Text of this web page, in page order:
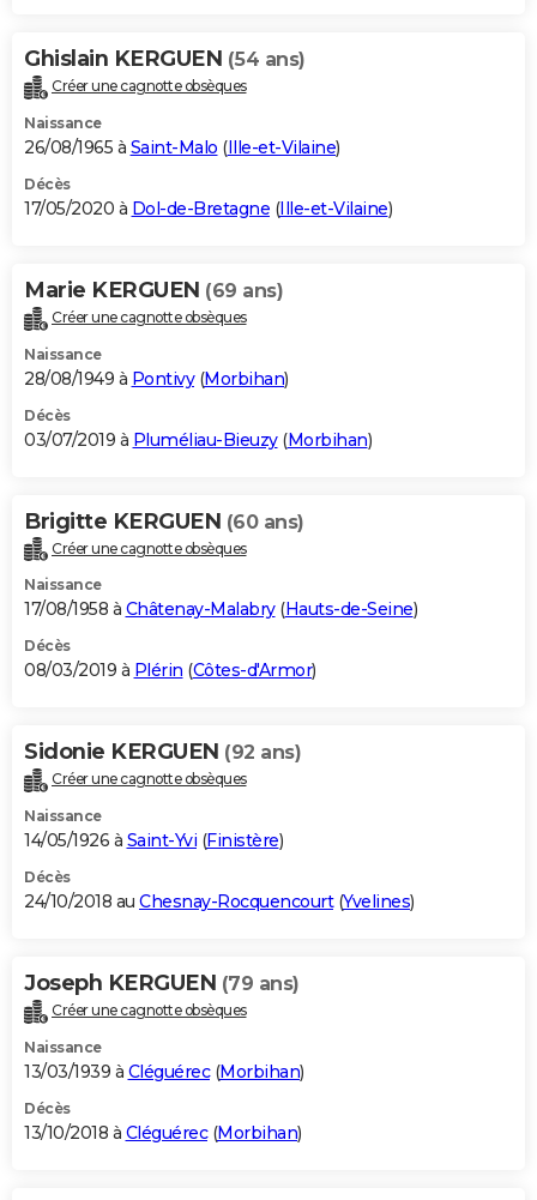
Ghislain KERGUEN (54 ans)
Créer une cagnotte obsèques
Naissance
26/08/1965 à Saint-Malo (Ille-et-Vilaine)
Décès
17/05/2020 à Dol-de-Bretagne (Ille-et-Vilaine)
Marie KERGUEN (69 ans)
Créer une cagnotte obsèques
Naissance
28/08/1949 à Pontivy(Morbihan)
Décès
03/07/2019 à Pluméliau-Bieuzy(Morbihan)
Brigitte KERGUEN (60 ans)
Créer une cagnotte obsèques
Naissance
17/08/1958 à Châtenay-Malabry(Hauts-de-Seine)
Décès
08/03/2019 à Plérin (Côtes-d'Armor)
Sidonie KERGUEN (92 ans)
Créer une cagnotte obsèques
Naissance
14/05/1926 à Saint-Yvi (Finistère)
Décès
24/10/2018 au Chesnay-Rocquencourt(Yvelines)
Joseph KERGUEN (79 ans)
Créer une cagnotte obsèques
Naissance
13/03/1939 à Cléguérec(Morbihan)
Décès
13/10/2018 à Cléguérec(Morbihan)